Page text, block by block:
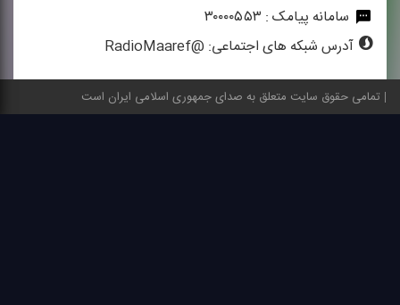
سامانه پیامک : ۳۰۰۰۰۵۵۳
آدرس شبکه های اجتماعی: @RadioMaaref
تمامی حقوق سایت متعلق به صدای جمهوری اسلامی ایران است